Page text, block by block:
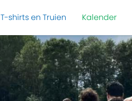
T-shirts en Truien Kalender